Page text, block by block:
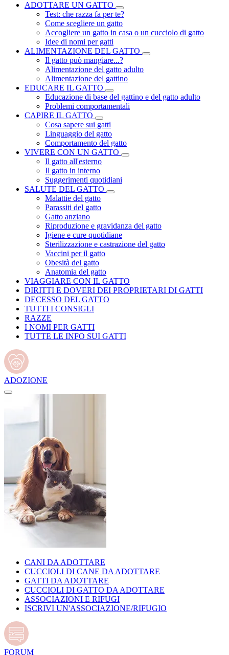
ADOTTARE UN GATTO
Test: che razza fa per te?
Come scegliere un gatto
Accogliere un gatto in casa o un cucciolo di gatto
Idee di nomi per gatti
ALIMENTAZIONE DEL GATTO
Il gatto può mangiare...?
Alimentazione del gatto adulto
Alimentazione del gattino
EDUCARE IL GATTO
Educazione di base del gattino e del gatto adulto
Problemi comportamentali
CAPIRE IL GATTO
Cosa sapere sui gatti
Linguaggio del gatto
Comportamento del gatto
VIVERE CON UN GATTO
Il gatto all'esterno
Il gatto in interno
Suggerimenti quotidiani
SALUTE DEL GATTO
Malattie del gatto
Parassiti del gatto
Gatto anziano
Riproduzione e gravidanza del gatto
Igiene e cure quotidiane
Sterilizzazione e castrazione del gatto
Vaccini per il gatto
Obesità del gatto
Anatomia del gatto
VIAGGIARE CON IL GATTO
DIRITTI E DOVERI DEI PROPRIETARI DI GATTI
DECESSO DEL GATTO
TUTTI I CONSIGLI
RAZZE
I NOMI PER GATTI
TUTTE LE INFO SUI GATTI
ADOZIONE
CANI DA ADOTTARE
CUCCIOLI DI CANE DA ADOTTARE
GATTI DA ADOTTARE
CUCCIOLI DI GATTO DA ADOTTARE
ASSOCIAZIONI E RIFUGI
ISCRIVI UN'ASSOCIAZIONE/RIFUGIO
FORUM